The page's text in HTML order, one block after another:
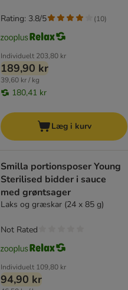
Individuelt 203,80 kr
189,90 kr
39,60 kr / kg
180,41 kr
Rating: 3.8/5 (10)
Læg i kurv
Smilla portionsposer Young
Sterilised bidder i sauce
med grøntsager
Laks og græskar (24 x 85 g)
Individuelt 109,80 kr
94,90 kr
Not Rated